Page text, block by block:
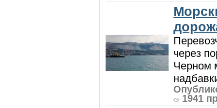
через
Черном
1941